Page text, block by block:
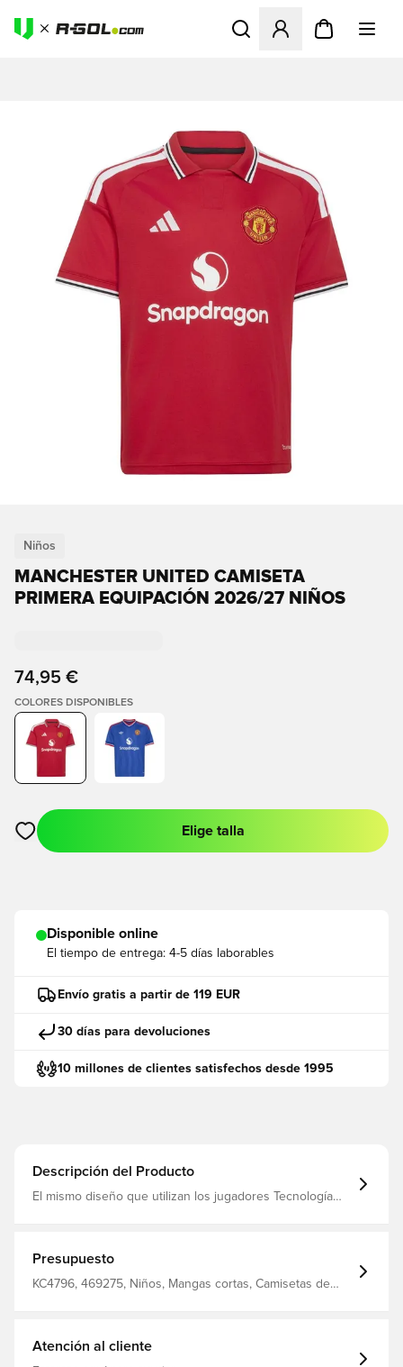
Abre un modal para iniciar
Niños
MANCHESTER UNITED CAMISETA
PRIMERA EQUIPACIÓN 2026/27 NIÑOS
74,95 €
COLORES DISPONIBLES
Abre un modal para iniciar sesión o registrarse como miembro
Elige talla
Disponible online
El tiempo de entrega: 4-5 días laborables
Envío gratis a partir de 119 EUR
30 días para devoluciones
10 millones de clientes satisfechos desde 1995
Descripción del Producto
El mismo diseño que utilizan los jugadores Tecnología
Presupuesto
KC4796, 469275, Niños, Mangas cortas, Camisetas de
Atención al cliente